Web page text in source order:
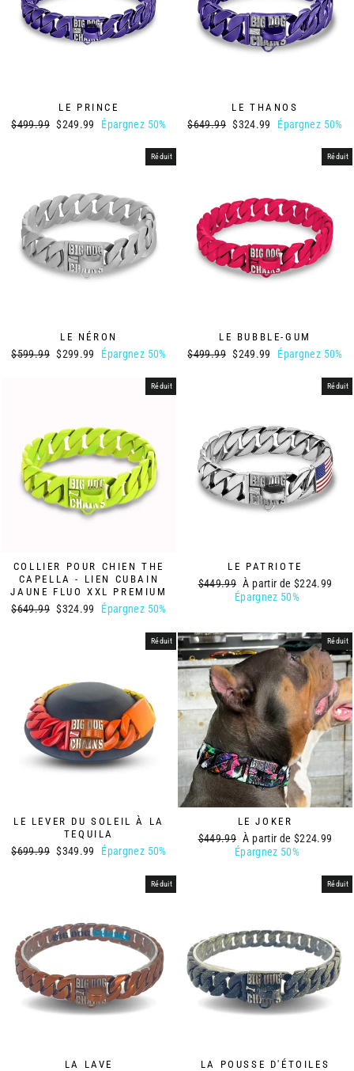
LE PRINCE
Prix
$499.99 Prix
$249.99 Épargnez 50%
LE THANOS
Prix
$649.99 Prix
$324.99 Épargnez 50%
Réduit
LE NÉRON
Prix
$599.99 Prix
$299.99 Épargnez 50%
Réduit
LE BUBBLE-GUM
Prix
$499.99 Prix
$249.99 Épargnez 50%
Réduit
COLLIER POUR CHIEN THE
CAPELLA - LIEN CUBAIN
JAUNE FLUO XXL PREMIUM
Prix
$649.99 Prix
$324.99 Épargnez 50%
Réduit
LE PATRIOTE
Prix
$449.99 Prix
réduit
À partir de $224.99
Épargnez 50%
Réduit
LE LEVER DU SOLEIL À LA
TEQUILA
Prix
$699.99 Prix
$349.99 Épargnez 50%
Réduit
LE JOKER
Prix
$449.99 Prix
réduit
À partir de $224.99
Épargnez 50%
Réduit
LA LAVE
Réduit
LA POUSSE D'ÉTOILES